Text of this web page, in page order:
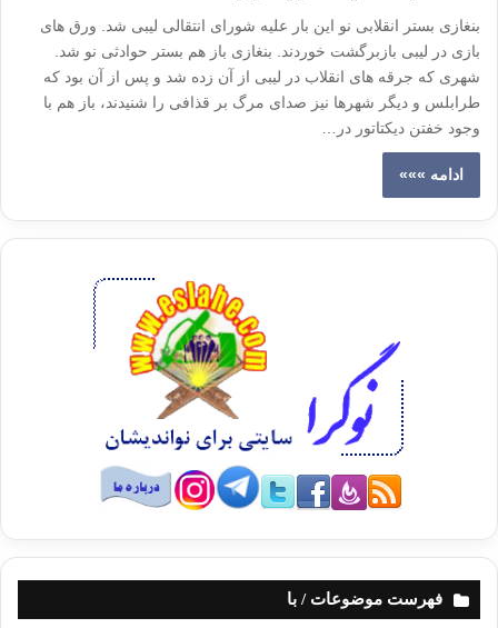
بنغازی بستر انقلابی نو این بار علیه شورای انتقالی لیبی شد. ورق های
بازی در لیبی بازبرگشت خوردند. بنغازی باز هم بستر حوادثی نو شد.
شهری که جرقه های انقلاب در لیبی از آن زده شد و پس از آن بود که
طرابلس و دیگر شهرها نیز صدای مرگ بر قذافی را شنیدند، باز هم با
وجود خفتن دیکتاتور در…
ادامه »»»
فهرست موضوعات / با